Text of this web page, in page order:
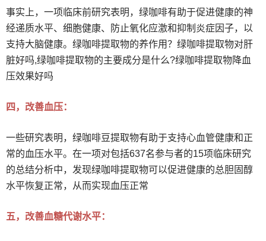
事实上，一项临床前研究表明，绿咖啡有助于促进健康的神
经递质水平、细胞健康、防止氧化应激和抑制炎症因子，以
支持大脑健康。 绿咖啡提取物的养作用？绿咖啡提取物对肝
脏好吗,绿咖啡提取物的主要成分是什么?绿咖啡提取物降血
压效果好吗
四，改善血压：
一些研究表明，绿咖啡豆提取物有助于支持心血管健康和正
常的血压水平。在一项对包括637名参与者的15项临床研究
的总结分析中，发现绿咖啡提取物可以促进健康的总胆固醇
水平恢复正常，从而实现血压正常
五，改善血糖代谢水平：